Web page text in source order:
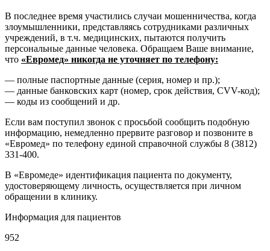
В последнее время участились случаи мошенничества, когда
злоумышленники, представляясь сотрудниками различных
учреждений, в т.ч. медицинских, пытаются получить
персональные данные человека. Обращаем Ваше внимание,
что «Евромед» никогда не уточняет по телефону:
— полные паспортные данные (серия, номер и пр.);
— данные банковских карт (номер, срок действия, CVV-код);
— коды из сообщений и др.
Если вам поступил звонок с просьбой сообщить подобную
информацию, немедленно прервите разговор и позвоните в
«Евромед» по телефону единой справочной службы 8 (3812)
331-400.
В «Евромеде» идентификация пациента по документу,
удостоверяющему личность, осуществляется при личном
обращении в клинику.
Информация для пациентов
952